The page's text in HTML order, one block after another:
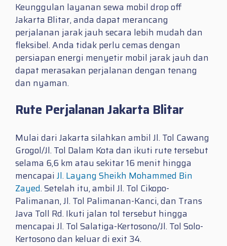
Keunggulan layanan sewa mobil drop off
Jakarta Blitar, anda dapat merancang
perjalanan jarak jauh secara lebih mudah dan
fleksibel. Anda tidak perlu cemas dengan
persiapan energi menyetir mobil jarak jauh dan
dapat merasakan perjalanan dengan tenang
dan nyaman.
Rute Perjalanan Jakarta Blitar
Mulai dari Jakarta silahkan ambil Jl. Tol Cawang
Grogol/Jl. Tol Dalam Kota dan ikuti rute tersebut
selama 6,6 km atau sekitar 16 menit hingga
mencapai Jl. Layang Sheikh Mohammed Bin
Zayed. Setelah itu, ambil Jl. Tol Cikopo-
Palimanan, Jl. Tol Palimanan-Kanci, dan Trans
Java Toll Rd. Ikuti jalan tol tersebut hingga
mencapai Jl. Tol Salatiga-Kertosono/Jl. Tol Solo-
Kertosono dan keluar di exit 34.